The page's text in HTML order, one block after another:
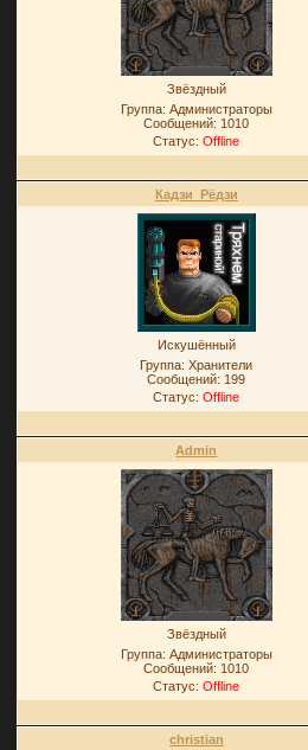
Звёздный
Группа: Администраторы
Сообщений: 1010
Статус:Offline
Кадзи_Рёдзи
Искушённый
Группа: Хранители
Сообщений: 199
Статус:Offline
Admin
Звёздный
Группа: Администраторы
Сообщений: 1010
Статус:Offline
christian